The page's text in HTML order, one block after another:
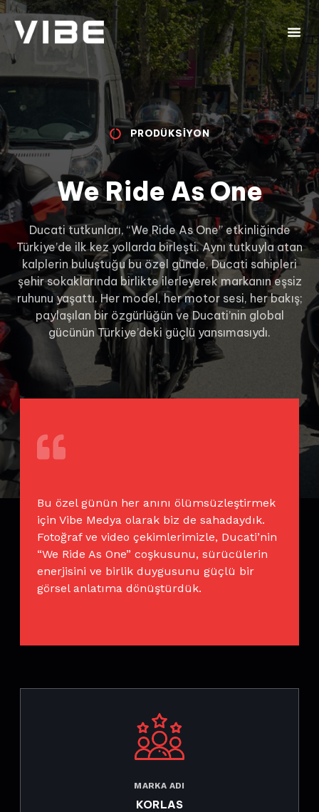
PRODÜKSIYON
We Ride As One
Ducati tutkunları, “We Ride As One” etkinliğinde
Türkiye’de ilk kez yollarda birleşti. Aynı tutkuyla atan
kalplerin buluştuğu bu özel günde, Ducati sahipleri
şehir sokaklarında birlikte ilerleyerek markanın eşsiz
ruhunu yaşattı. Her model, her motor sesi, her bakış;
paylaşılan bir özgürlüğün ve Ducati’nin global
gücünün Türkiye’deki güçlü yansımasıydı.
MARKA ADI
KORLAS
Bu özel günün her anını ölümsüzleştirmek
için Vibe Medya olarak biz de sahadaydık.
Fotoğraf ve video çekimlerimizle, Ducati’nin
“We Ride As One” coşkusunu, sürücülerin
enerjisini ve birlik duygusunu güçlü bir
görsel anlatıma dönüştürdük.